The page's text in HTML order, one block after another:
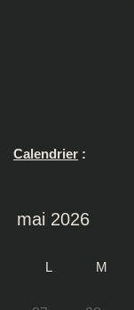
Calendrier :
L M